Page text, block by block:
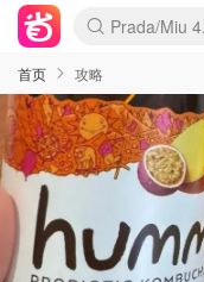
Prada/Miu
首页 攻略